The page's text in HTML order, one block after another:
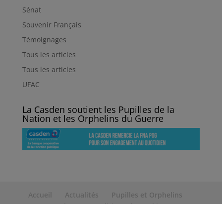
Sénat
Souvenir Français
Témoignages
Tous les articles
Tous les articles
UFAC
La Casden soutient les Pupilles de la
Nation et les Orphelins du Guerre
Accueil Actualités
Pupilles et Orphelins